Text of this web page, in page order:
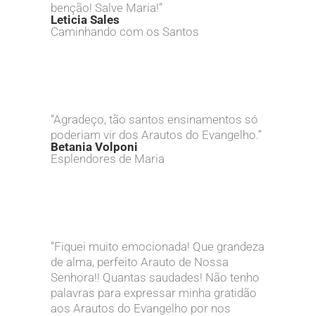
benção! Salve Maria!”
Leticia Sales
Caminhando com os Santos
“Agradeço, tão santos ensinamentos só
poderiam vir dos Arautos do Evangelho.”
Betania Volponi
Esplendores de Maria
“Fiquei muito emocionada! Que grandeza
de alma, perfeito Arauto de Nossa
Senhora!! Quantas saudades! Não tenho
palavras para expressar minha gratidão
aos Arautos do Evangelho por nos